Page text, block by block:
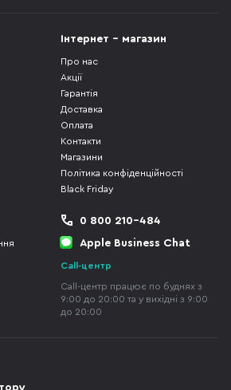
Інтернет - магазин
Про нас
Акції
Гарантія
Доставка
Оплата
Контакти
Магазини
Політика конфіденційності
Black Friday
0 800 210-484
Apple Business Chat
Call-центр
Call-центр працює по буднях з
9:00 до 20:00 та у вихідні з 9:00
до 20:00